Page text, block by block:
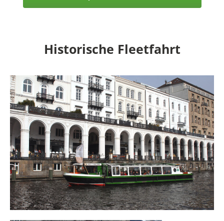
Historische Fleetfahrt